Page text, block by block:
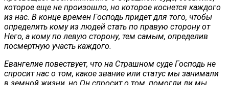
которое еще не произошло, но которое коснется каждого
из нас. В конце времен Господь придет для того, чтобы
определить кому из людей стать по правую сторону от
Него, а кому по левую сторону, тем самым, определив
посмертную участь каждого.
Евангелие повествует, что на Страшном суде Господь не
спросит нас о том, какое звание или статус мы занимали